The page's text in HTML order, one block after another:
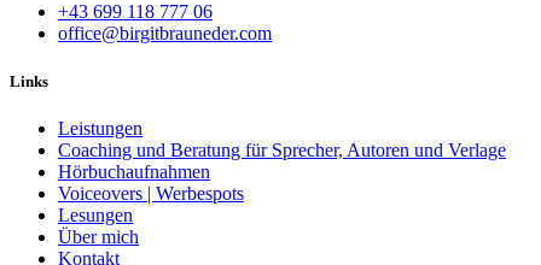
+43 699 118 777 06
office@birgitbrauneder.com
Links
Leistungen
Coaching und Beratung für Sprecher, Autoren und Verlage
Hörbuchaufnahmen
Voiceovers | Werbespots
Lesungen
Über mich
Kontakt